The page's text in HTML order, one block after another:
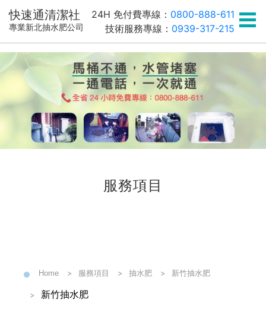
快速通清潔社
專業新北抽水肥公司
24H 免付費專線： 0800-888-611
技術服務專線： 0939-317-215
服務項目
Home 服務項目 抽水肥 新竹抽水肥
新竹抽水肥